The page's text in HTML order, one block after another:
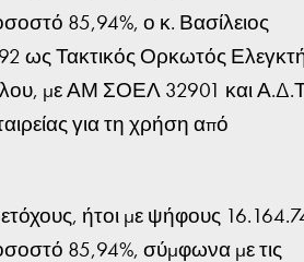
85,94%, ο κ. Βασίλειος
ως Τακτικός Ορκωτός
με ΑΜ ΣΟΕΛ 32901 και
για τη χρήση από
ήτοι με ψήφους
85,94%, σύμφωνα με τις